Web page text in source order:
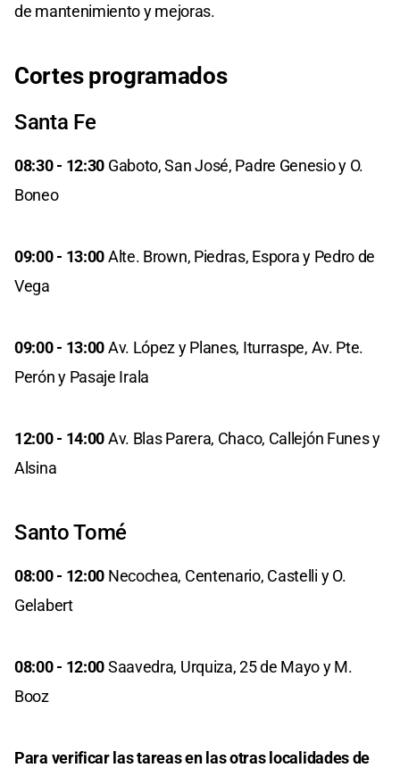
de mantenimiento y mejoras.
Cortes programados
Santa Fe
08:30 - 12:30 Gaboto, San José, Padre Genesio y O.
Boneo
09:00 - 13:00Alte. Brown, Piedras, Espora y Pedro de
Vega
09:00 - 13:00Av. López y Planes, Iturraspe, Av. Pte.
Perón y Pasaje Irala
12:00 - 14:00Av. Blas Parera, Chaco, Callejón Funes y
Alsina
Santo Tomé
08:00 - 12:00 Necochea, Centenario, Castelli y O.
Gelabert
08:00 - 12:00Saavedra, Urquiza, 25 de Mayo y M.
Booz
Para verificar las tareas en las otras localidades de